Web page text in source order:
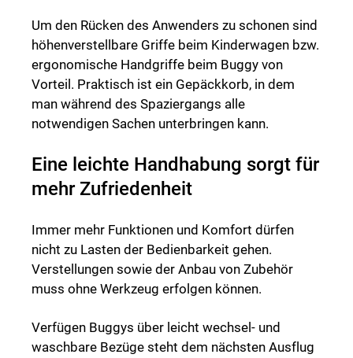
Um den Rücken des Anwenders zu schonen sind
höhenverstellbare Griffe beim Kinderwagen bzw.
ergonomische Handgriffe beim Buggy von
Vorteil. Praktisch ist ein Gepäckkorb, in dem
man während des Spaziergangs alle
notwendigen Sachen unterbringen kann.
Eine leichte Handhabung sorgt für
mehr Zufriedenheit
Immer mehr Funktionen und Komfort dürfen
nicht zu Lasten der Bedienbarkeit gehen.
Verstellungen sowie der Anbau von Zubehör
muss ohne Werkzeug erfolgen können.
Verfügen Buggys über leicht wechsel- und
waschbare Bezüge steht dem nächsten Ausflug